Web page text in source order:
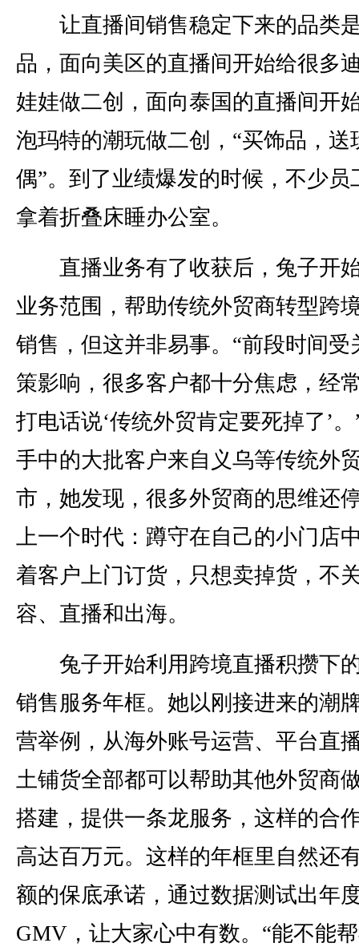
让直播间销售稳定下来的品类
品，面向美区的直播间开始给很多
娃娃做二创，面向泰国的直播间开
泡玛特的潮玩做二创，“买饰品，送
偶”。到了业绩爆发的时候，不少员
拿着折叠床睡办公室。
直播业务有了收获后，兔子开
业务范围，帮助传统外贸商转型跨
销售，但这并非易事。“前段时间受
策影响，很多客户都十分焦虑，经
打电话说‘传统外贸肯定要死掉了’
手中的大批客户来自义乌等传统外
市，她发现，很多外贸商的思维还
上一个时代：蹲守在自己的小门店
着客户上门订货，只想卖掉货，不
容、直播和出海。
兔子开始利用跨境直播积攒下
销售服务年框。她以刚接进来的潮
营举例，从海外账号运营、平台直
土铺货全部都可以帮助其他外贸商
搭建，提供一条龙服务，这样的合
高达百万元。这样的年框里自然还
额的保底承诺，通过数据测试出年
GMV，让大家心中有数。“能不能